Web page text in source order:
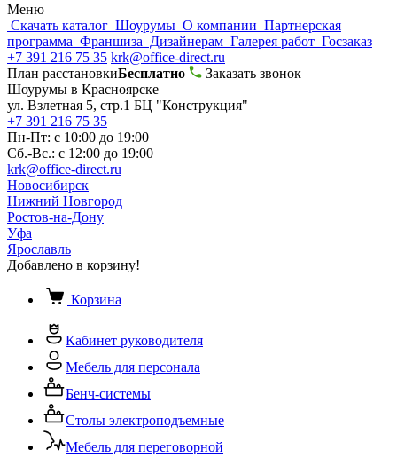
Меню
Скачать каталог Шоурумы О компании Партнерская
программа Франшиза Дизайнерам Галерея работ Госзаказ
+7 391 216 75 35 krk@office-direct.ru
План расстановкиБесплатно
Заказать звонок
Шоурумы в Красноярске
ул. Взлетная 5, стр.1 БЦ "Конструкция"
+7 391 216 75 35
Пн-Пт: с 10:00 до 19:00
Сб.-Вс.: с 12:00 до 19:00
krk@office-direct.ru
Новосибирск
Нижний Новгород
Ростов-на-Дону
Уфа
Ярославль
Добавлено в корзину!
Корзина
Кабинет руководителя
Мебель для персонала
Бенч-системы
Столы электроподъемные
Мебель для переговорной